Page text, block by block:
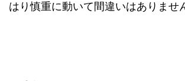
はり慎重に動いて間違いはありませ